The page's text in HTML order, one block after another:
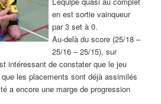
en est sortie vainqueur
par 3 set à 0.
Au-delà du score (25/18 –
25/16 – 25/15), sur
intéressant de constater que le jeu
les placements sont déjà assimilés
a encore une marge de progression